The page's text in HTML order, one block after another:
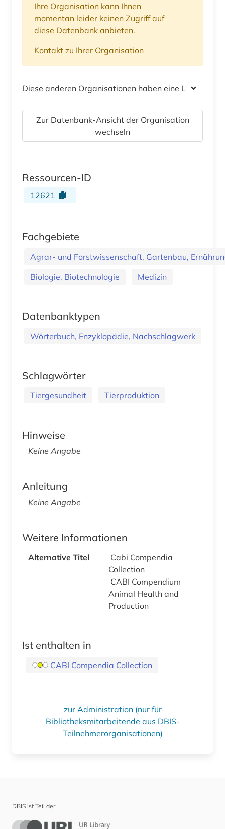
Ihre Organisation kann Ihnen
momentan leider keinen Zugriff auf
diese Datenbank anbieten.
Kontakt zu Ihrer Organisation
Diese anderen Organisationen haben eine Lizenz
Zur Datenbank-Ansicht der Organisation
wechseln
Ressourcen-ID
12621
Fachgebiete
Agrar- und Forstwissenschaft, Gartenbau,
Biologie, Biotechnologie
Medizin
Datenbanktypen
Wörterbuch, Enzyklopädie, Nachschlagwerk
Schlagwörter
Tiergesundheit Tierproduktion
Hinweise
Keine Angabe
Anleitung
Keine Angabe
Weitere Informationen
Alternative Titel
Cabi Compendia
Collection
CABI Compendium
Animal Health and
Production
Ist enthalten in
CABI Compendia Collection
zur Administration (nur für
Bibliotheksmitarbeitende aus DBIS-
Teilnehmerorganisationen)
DBIS ist Teil der